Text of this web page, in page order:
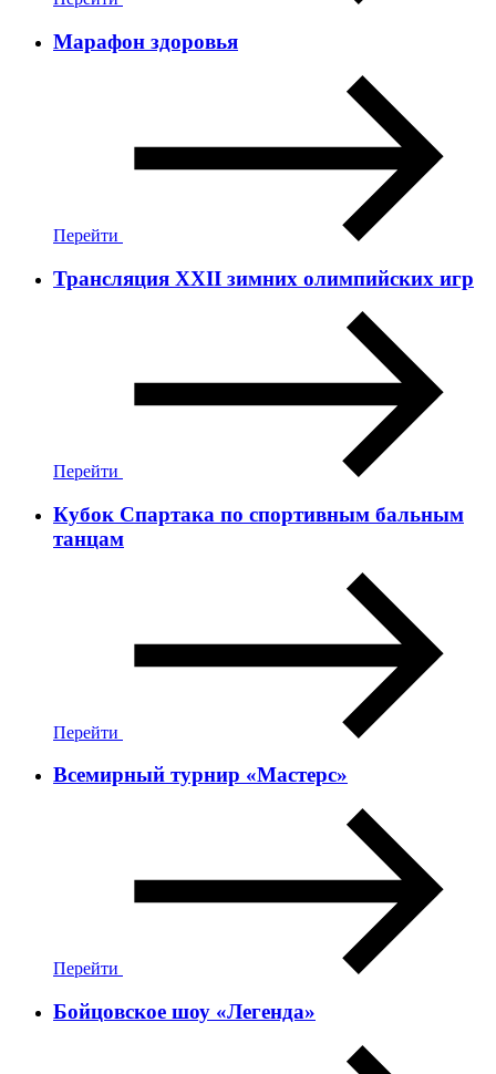
Марафон здоровья
Перейти
Трансляция ХХII зимних олимпийских игр
Перейти
Кубок Спартака по спортивным бальным
танцам
Перейти
Всемирный турнир «Мастерс»
Перейти
Бойцовское шоу «Легенда»